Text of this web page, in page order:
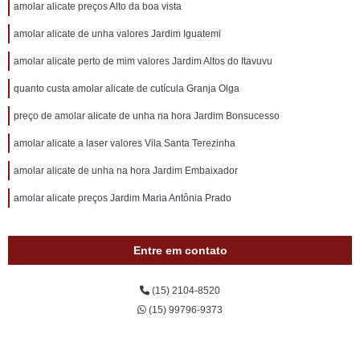
amolar alicate preços Alto da boa vista
amolar alicate de unha valores Jardim Iguatemi
amolar alicate perto de mim valores Jardim Altos do Itavuvu
quanto custa amolar alicate de cutícula Granja Olga
preço de amolar alicate de unha na hora Jardim Bonsucesso
amolar alicate a laser valores Vila Santa Terezinha
amolar alicate de unha na hora Jardim Embaixador
amolar alicate preços Jardim Maria Antônia Prado
Entre em contato
(15) 2104-8520
(15) 99796-9373